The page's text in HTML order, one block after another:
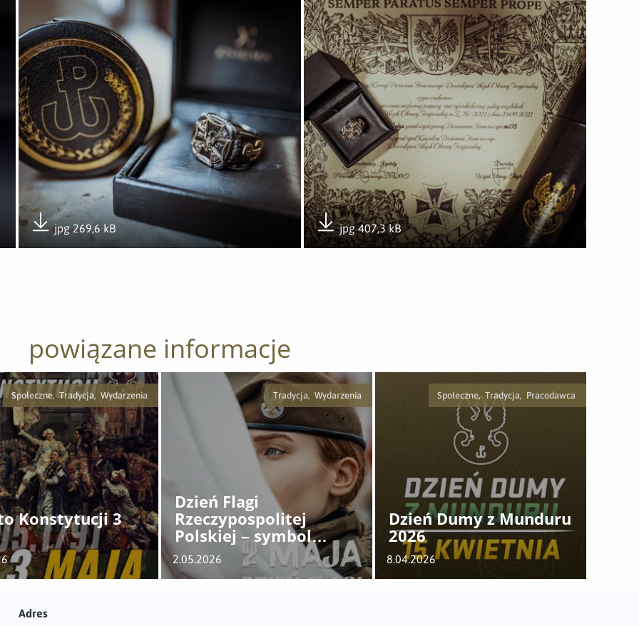
Otwórz załącznik Pierścień Honorowy DWOT
jpg 269,6 kB
Pobierz załącznik
Otwórz załącznik Pierścień Honorowy DWOT
jpg 407,3 kB
Pobierz załącznik
powiązane informacje
Społeczne, Tradycja, Wydarzenia
Konstytucji 3
Tradycja, Wydarzenia
Dzień Flagi
Rzeczypospolitej
Polskiej – symbol
historii, jedności i
narodowej dumy
2.05.2026
Społeczne, Tradycja, Pracodawca
Dzień Dumy z Munduru
2026
8.04.2026
Adres